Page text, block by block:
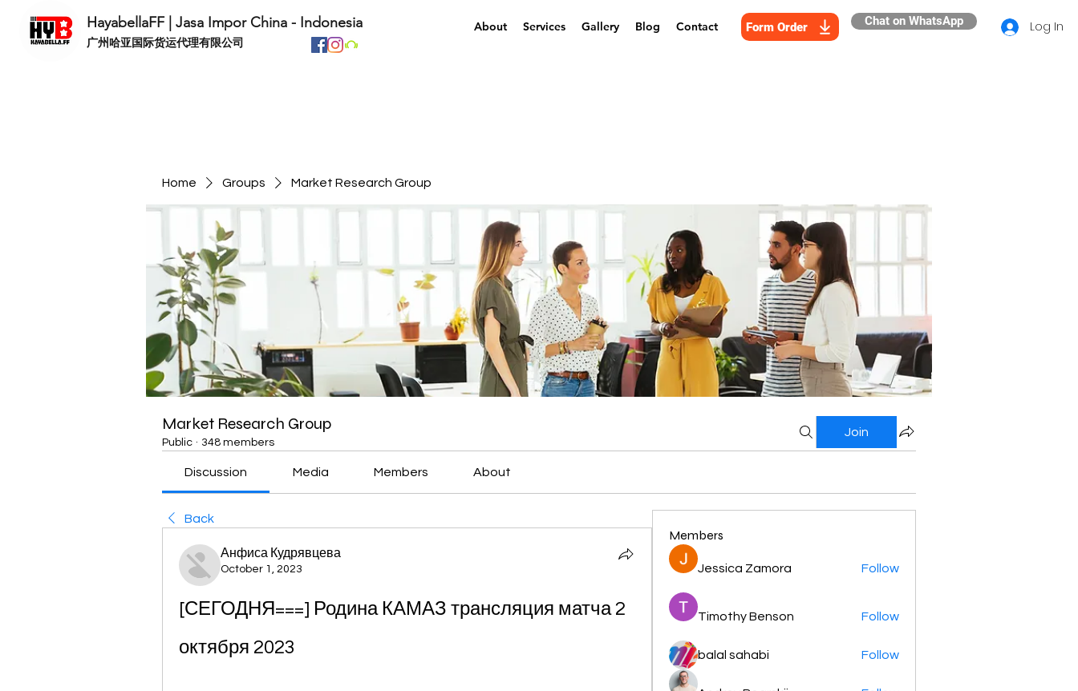
HayabellaFF | Jasa Impor China - Indonesia
​广州哈亚国际货运代理有限公司
About Services Gallery Blog Contact Form Order Chat on WhatsApp Log In
Home Groups Market Research Group
Market Research Group
Public · 348 members
Join
Discussion Media Members About
Back
Анфиса Кудрявцева
October 1, 2023
[СЕГОДНЯ===] Родина КАМАЗ трансляция матча 2
октября 2023
Members
Jessica Zamora Follow
Timothy Benson Follow
balal sahabi Follow